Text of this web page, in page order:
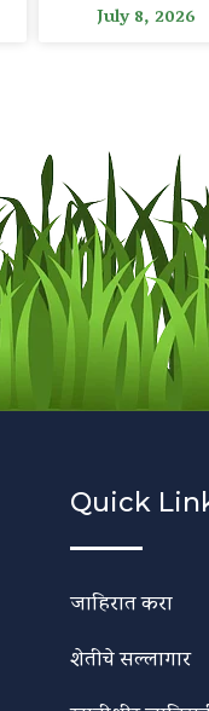
July 8, 2026
Quick
जाहिरात करा
शेतीचे सल्लागार